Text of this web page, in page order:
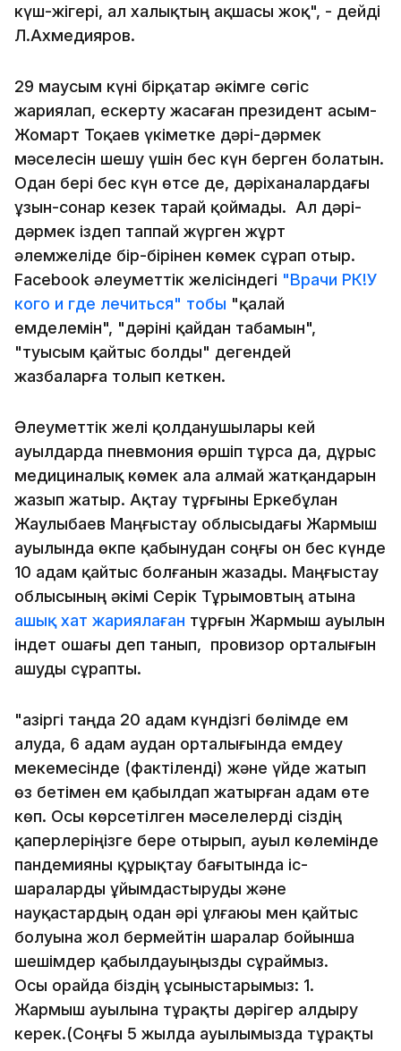
күш-жігері, ал халықтың ақшасы жоқ", - дейді
Л.Ахмедияров.
29 маусым күні бірқатар әкімге сөгіс
жариялап, ескерту жасаған президент Қасым-
Жомарт Тоқаев үкіметке дәрі-дәрмек
мәселесін шешу үшін бес күн берген болатын.
Одан бері бес күн өтсе де, дәріханалардағы
ұзын-сонар кезек тарай қоймады. Ал дәрі-
дәрмек іздеп таппай жүрген жұрт
әлемжеліде бір-бірінен көмек сұрап отыр.
Facebook әлеуметтік желісіндегі "Врачи РК!У
кого и где лечиться" тобы "қалай
емделемін", "дәріні қайдан табамын",
"туысым қайтыс болды" дегендей
жазбаларға толып кеткен.
Әлеуметтік желі қолданушылары кей
ауылдарда пневмония өршіп тұрса да, дұрыс
медициналық көмек ала алмай жатқандарын
жазып жатыр. Ақтау тұрғыны Еркебұлан
Жаулыбаев Маңғыстау облысыдағы Жармыш
ауылында өкпе қабынудан соңғы он бес күнде
10 адам қайтыс болғанын жазады. Маңғыстау
облысының әкімі Серік Тұрымовтың атына
ашық хат жариялаған тұрғын Жармыш ауылын
індет ошағы деп танып, провизор орталығын
ашуды сұрапты.
"Қазіргі таңда 20 адам күндізгі бөлімде ем
алуда, 6 адам аудан орталығында емдеу
мекемесінде (фактіленді) және үйде жатып
өз бетімен ем қабылдап жатырған адам өте
көп. Осы көрсетілген мәселелерді сіздің
қаперлеріңізге бере отырып, ауыл көлемінде
пандемияны құрықтау бағытында іс-
шараларды ұйымдастыруды және
науқастардың одан әрі ұлғаюы мен қайтыс
болуына жол бермейтін шаралар бойынша
шешімдер қабылдауыңызды сұраймыз.
Осы орайда біздің ұсыныстарымыз: 1.
Жармыш ауылына тұрақты дәрігер алдыру
керек.(Соңғы 5 жылда ауылымызда тұрақты